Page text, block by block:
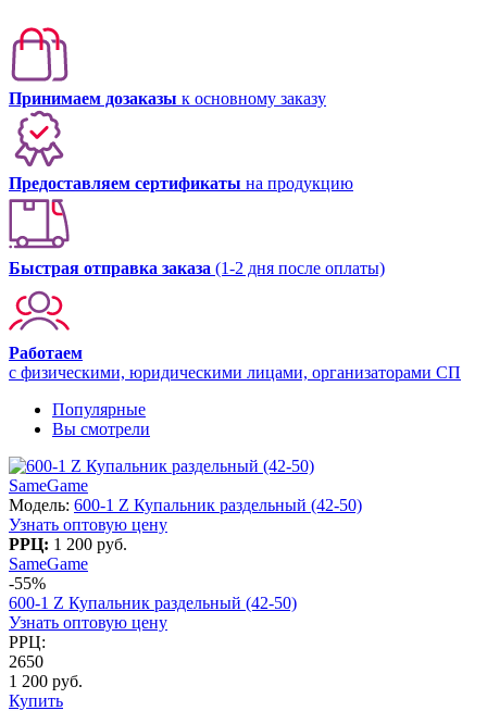
Принимаем дозаказы к основному заказу
Предоставляем сертификаты на продукцию
Быстрая отправка заказа (1-2 дня после оплаты)
Работаем
с физическими, юридическими лицами, организаторами СП
Популярные
Вы смотрели
SameGame
Модель: 600-1 Z Купальник раздельный (42-50)
Узнать оптовую цену
РРЦ: 1 200 руб.
SameGame
-55%
600-1 Z Купальник раздельный (42-50)
Узнать оптовую цену
РРЦ:
2650
1 200 руб.
Купить